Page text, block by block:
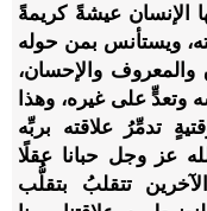
الإنسان عيشةً كريمةً
ويستأنس بمن حوله
والمعروف والإحسان،
على غيره، وهذا
تدمِّرُ علاقته بربِّه
عز وجل حبانا عقلًا
تتقلبُ بتقلُّب